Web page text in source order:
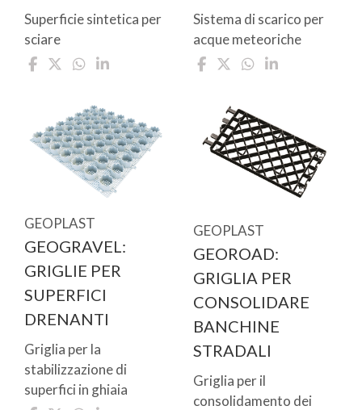
Superficie sintetica per
sciare
Sistema di scarico per
acque meteoriche
GEOPLAST
GEOGRAVEL:
GRIGLIE PER
SUPERFICI
DRENANTI
Griglia per la
stabilizzazione di
superfici in ghiaia
GEOPLAST
GEOROAD:
GRIGLIA PER
CONSOLIDARE
BANCHINE
STRADALI
Griglia per il
consolidamento dei